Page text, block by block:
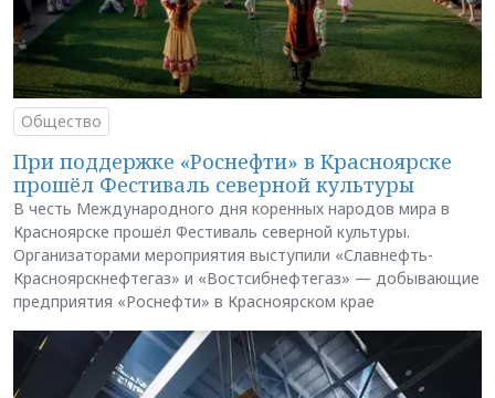
Общество
При поддержке «Роснефти» в Красноярске
прошёл Фестиваль северной культуры
В честь Международного дня коренных народов мира в
Красноярске прошёл Фестиваль северной культуры.
Организаторами мероприятия выступили «Славнефть-
Красноярскнефтегаз» и «Востсибнефтегаз» — добывающие
предприятия «Роснефти» в Красноярском крае